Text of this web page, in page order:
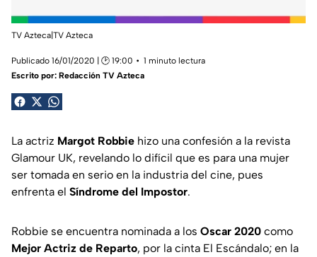
TV Azteca|TV Azteca
Publicado 16/01/2020 | 🕑 19:00
1 minuto lectura
Escrito por: Redacción TV Azteca
La actriz Margot Robbie hizo una confesión a la revista
Glamour UK, revelando lo difícil que es para una mujer
ser tomada en serio en la industria del cine, pues
enfrenta el Síndrome del Impostor.
Robbie se encuentra nominada a los Oscar 2020 como
Mejor Actriz de Reparto, por la cinta El Escándalo; en la